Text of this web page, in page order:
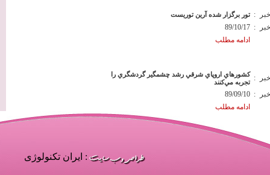
تور برگزار شده آرین توریست :
89/10/17 :
ادامه مطلب
كشورهاي اروپاي شرقي رشد چشمگير گردشگري را
تجربه مي‌كنند
:
89/09/10 :
ادامه مطلب
«بازار گردشگري جهان»
: ایران تکنولوژی